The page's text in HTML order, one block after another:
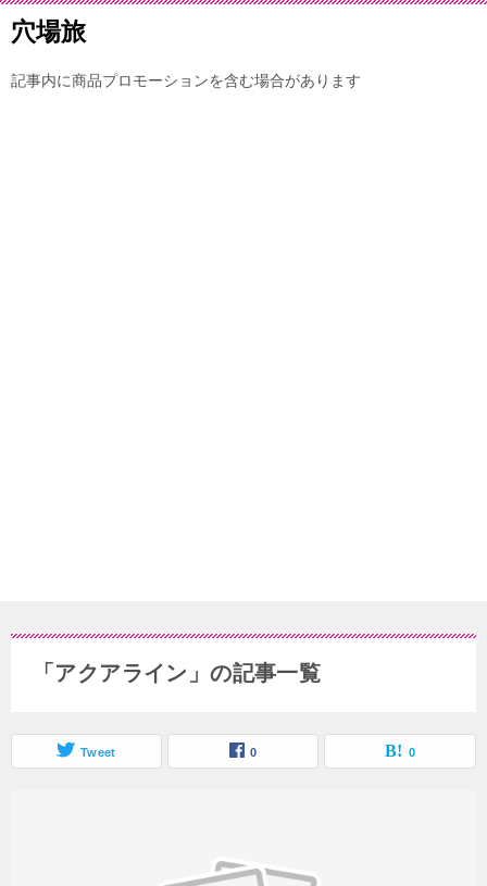
穴場旅
記事内に商品プロモーションを含む場合があります
「アクアライン」の記事一覧
Tweet 0 0